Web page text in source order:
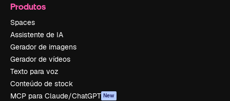
Produtos
Spaces
Assistente de IA
Gerador de imagens
Gerador de vídeos
Texto para voz
Conteúdo de stock
MCP para Claude/ChatGPT New